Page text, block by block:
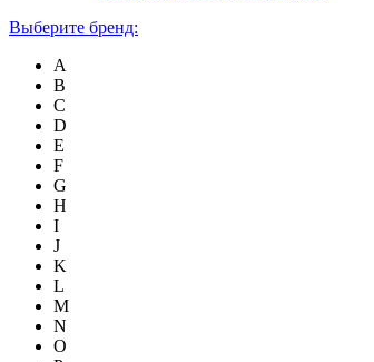
Выберите бренд:
A
B
C
D
E
F
G
H
I
J
K
L
M
N
O